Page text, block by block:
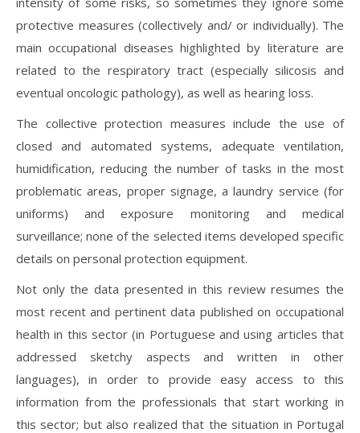
protective measures (collectively and/ or individually). The
main occupational diseases highlighted by literature are
related to the respiratory tract (especially silicosis and
eventual oncologic pathology), as well as hearing loss.
The collective protection measures include the use of
closed and automated systems, adequate ventilation,
humidification, reducing the number of tasks in the most
problematic areas, proper signage, a laundry service (for
uniforms) and exposure monitoring and medical
surveillance; none of the selected items developed specific
details on personal protection equipment.
Not only the data presented in this review resumes the
most recent and pertinent data published on occupational
health in this sector (in Portuguese and using articles that
addressed sketchy aspects and written in other
languages), in order to provide easy access to this
information from the professionals that start working in
this sector; but also realized that the situation in Portugal